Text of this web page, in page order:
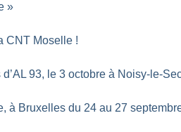
»
CNT Moselle !
d’AL 93, le 3 octobre à Noisy-le-
à Bruxelles du 24 au 27